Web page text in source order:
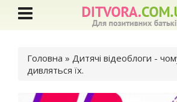
Ви є тут
Головна » Дитячі відеоблоги -
дивляться їх.